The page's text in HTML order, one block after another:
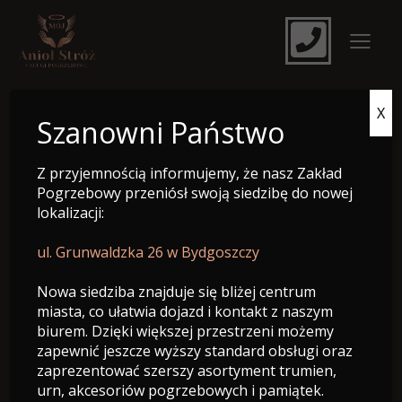
e-Nekrolog
Śp. Barbara Kunicka-Szmyt
Szanowni Państwo
Z przyjemnością informujemy, że nasz Zakład
Pogrzebowy przeniósł swoją siedzibę do nowej
lokalizacji:
ul. Grunwaldzka 26 w Bydgoszczy
Nowa siedziba znajduje się bliżej centrum
miasta, co ułatwia dojazd i kontakt z naszym
biurem. Dzięki większej przestrzeni możemy
zapewnić jeszcze wyższy standard obsługi oraz
zaprezentować szerszy asortyment trumien,
urn, akcesoriów pogrzebowych i pamiątek.
X